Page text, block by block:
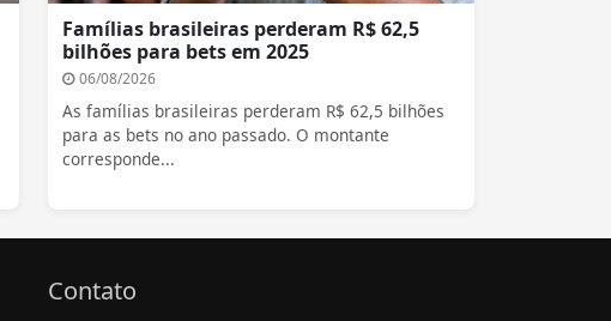
Famílias brasileiras perderam R$ 62,5
bilhões para bets em 2025
06/08/2026
As famílias brasileiras perderam R$ 62,5 bilhões
para as bets no ano passado. O montante
corresponde...
Contato